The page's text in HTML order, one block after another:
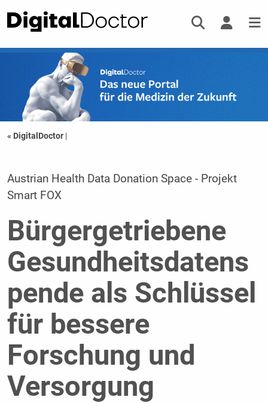
« DigitalDoctor |
Austrian Health Data Donation Space - Projekt
Smart FOX
Bürgergetriebene
Gesundheitsdatens
pende als Schlüssel
für bessere
Forschung und
Versorgung